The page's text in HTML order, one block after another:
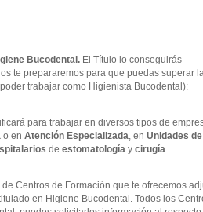
Bucodental. El Título lo conseguirás
te prepararemos para que puedas superar
trabajar como Higienista Bucodental):
para trabajar en diversos tipos de
o en Atención Especializada , en Unidades de
de estomatología y cirugía
Centros de Formación que te ofrecemos
en Higiene Bucodental. Todos los